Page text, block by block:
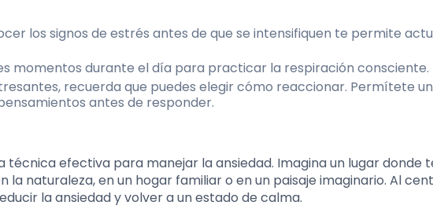
los signos de estrés antes de que se intensifiquen te permite
momentos durante el día para practicar la respiración consciente.
recuerda que puedes elegir cómo reaccionar. Permítete un
antes de responder.
técnica efectiva para manejar la ansiedad. Imagina un lugar donde
la naturaleza, en un hogar familiar o en un paisaje imaginario. Al
la ansiedad y volver a un estado de calma.